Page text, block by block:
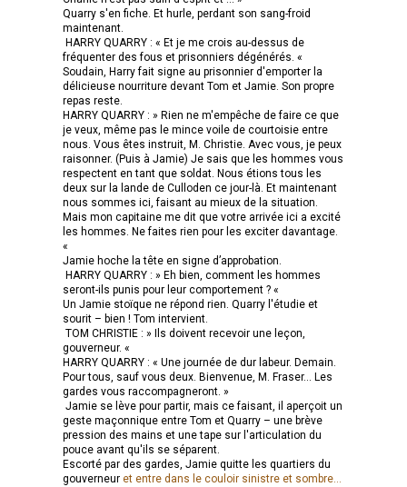
Quarry s'en fiche. Et hurle, perdant son sang-froid
maintenant.
HARRY QUARRY : « Et je me crois au-dessus de
fréquenter des fous et prisonniers dégénérés. «
Soudain, Harry fait signe au prisonnier d'emporter la
délicieuse nourriture devant Tom et Jamie. Son propre
repas reste.
HARRY QUARRY : » Rien ne m'empêche de faire ce que
je veux, même pas le mince voile de courtoisie entre
nous. Vous êtes instruit, M. Christie. Avec vous, je peux
raisonner. (Puis à Jamie) Je sais que les hommes vous
respectent en tant que soldat. Nous étions tous les
deux sur la lande de Culloden ce jour-là. Et maintenant
nous sommes ici, faisant au mieux de la situation.
Mais mon capitaine me dit que votre arrivée ici a excité
les hommes. Ne faites rien pour les exciter davantage.
«
Jamie hoche la tête en signe d’approbation.
HARRY QUARRY : » Eh bien, comment les hommes
seront-ils punis pour leur comportement ? «
Un Jamie stoïque ne répond rien. Quarry l'étudie et
sourit – bien ! Tom intervient.
TOM CHRISTIE : » Ils doivent recevoir une leçon,
gouverneur. «
HARRY QUARRY : « Une journée de dur labeur. Demain.
Pour tous, sauf vous deux. Bienvenue, M. Fraser... Les
gardes vous raccompagneront. »
Jamie se lève pour partir, mais ce faisant, il aperçoit un
geste maçonnique entre Tom et Quarry – une brève
pression des mains et une tape sur l'articulation du
pouce avant qu'ils se séparent.
Escorté par des gardes, Jamie quitte les quartiers du
gouverneur et entre dans le couloir sinistre et sombre...